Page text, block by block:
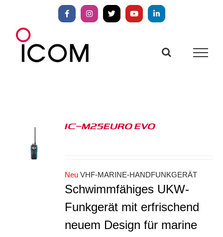
springen
FacebookInstagram
X YouTubeLinkedIn
IC-M25EURO EVO
Neu VHF-MARINE-HANDFUNKGERÄT
Schwimmfähiges UKW-
Funkgerät mit erfrischend
neuem Design für marine